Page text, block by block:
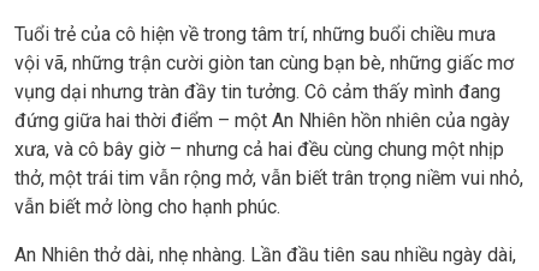
Tuổi trẻ của cô hiện về trong tâm trí, những buổi chiều mưa
vội vã, những trận cười giòn tan cùng bạn bè, những giấc mơ
vụng dại nhưng tràn đầy tin tưởng. Cô cảm thấy mình đang
đứng giữa hai thời điểm – một An Nhiên hồn nhiên của ngày
xưa, và cô bây giờ – nhưng cả hai đều cùng chung một nhịp
thở, một trái tim vẫn rộng mở, vẫn biết trân trọng niềm vui nhỏ,
vẫn biết mở lòng cho hạnh phúc.
An Nhiên thở dài, nhẹ nhàng. Lần đầu tiên sau nhiều ngày dài,